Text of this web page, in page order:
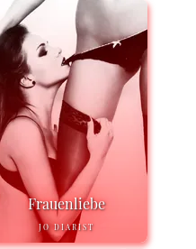
Frauenliebe
JO DIARIST